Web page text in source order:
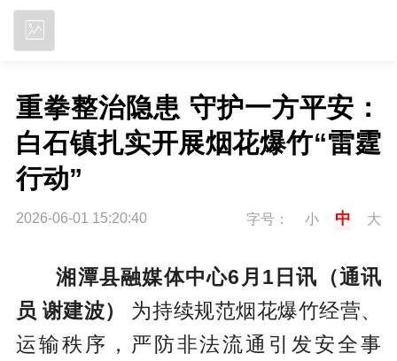
重拳整治隐患 守护一方平安：
白石镇扎实开展烟花爆竹“雷霆
行动”
2026-06-01 15:20:40 字号： 小 中 大
湘潭县融媒体中心6月1日讯（通讯
员 谢建波） 为持续规范烟花爆竹经营、
运输秩序，严防非法流通引发安全事